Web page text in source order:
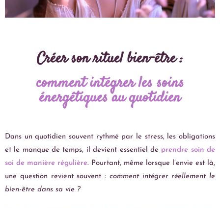
Créer son rituel bien-être :
comment intégrer les soins
énergétiques au quotidien
Dans un quotidien souvent rythmé par le stress, les obligations
et le manque de temps, il devient essentiel de prendre soin de
soi de manière régulière. Pourtant, même lorsque l’envie est là,
une question revient souvent : comment intégrer réellement le
bien-être dans sa vie ?